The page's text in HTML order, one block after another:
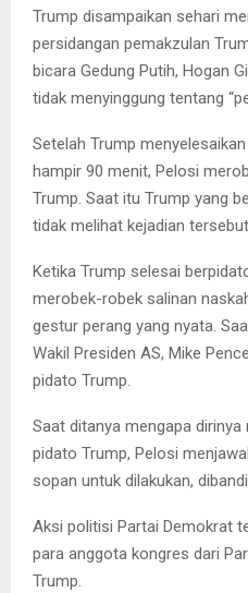
Trump disampaikan sehari
persidangan pemakzulan
bicara Gedung Putih, Hogan
tidak menyinggung tentang
Setelah Trump
hampir 90 menit, Pelosi
Trump. Saat itu Trump yang
tidak melihat kejadian
Ketika Trump selesai
merobek-robek salinan
gestur perang yang nyata.
Wakil Presiden AS, Mike
pidato Trump.
Saat ditanya mengapa
pidato Trump, Pelosi
sopan untuk dilakukan,
Aksi politisi Partai Demokrat
para anggota kongres dari
Trump.